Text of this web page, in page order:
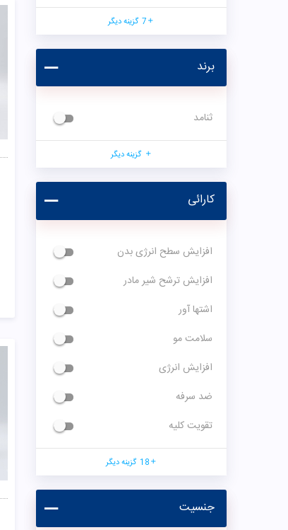
7 گزینه دیگر
برند
ثنامد
گزینه دیگر
کارائی
افزایش سطح انرژی بدن
افزایش ترشح شیر مادر
اشتها آور
سلامت مو
افزایش انرژی
ضد سرفه
تقویت کلیه
18 گزینه دیگر
جنسیت